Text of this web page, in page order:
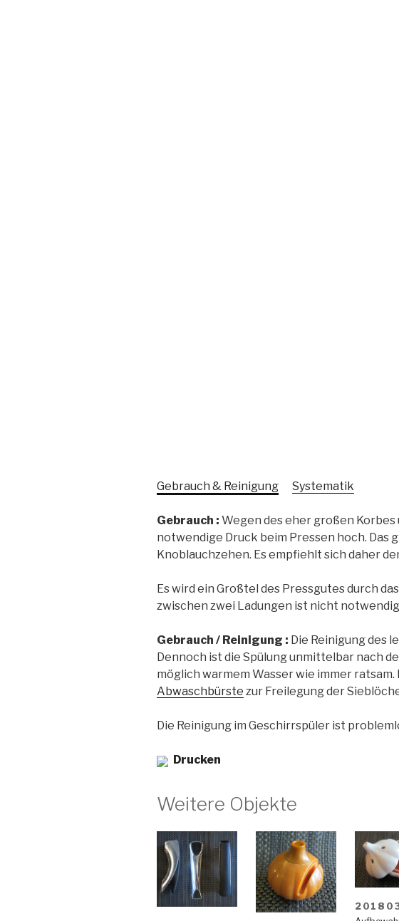
Gebrauch & Reinigung Systematik
Gebrauch : Wegen des eher großen
notwendige Druck beim Pressen hoch. Das
Knoblauchzehen. Es empfiehlt sich daher
Es wird ein Großtel des Pressgutes durch
zwischen zwei Ladungen ist nicht
Gebrauch / Reinigung : Die Reinigung des
Dennoch ist die Spülung unmittelbar nach
möglich warmem Wasser wie immer
Abwaschbürste zur Freilegung der
Die Reinigung im Geschirrspüler ist
Drucken
Weitere Objekte